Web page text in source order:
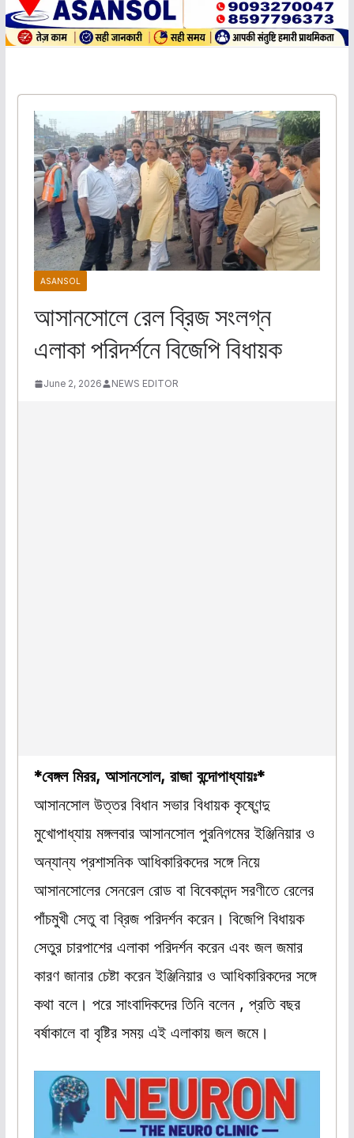
ASANSOL
আসানসোলে রেল ব্রিজ সংলগ্ন
এলাকা পরিদর্শনে বিজেপি বিধায়ক
June 2, 2026 NEWS EDITOR
*বেঙ্গল মিরর, আসানসোল, রাজা বন্দোপাধ্যায়ঃ*
আসানসোল উত্তর বিধান সভার বিধায়ক কৃষ্ণেন্দু
মুখোপাধ্যায় মঙ্গলবার আসানসোল পুরনিগমের ইঞ্জিনিয়ার ও
অন্যান্য প্রশাসনিক আধিকারিকদের সঙ্গে নিয়ে
আসানসোলের সেনরেল রোড বা বিবেকানন্দ সরণীতে রেলের
পাঁচমুখী সেতু বা ব্রিজ পরিদর্শন করেন। বিজেপি বিধায়ক
সেতুর চারপাশের এলাকা পরিদর্শন করেন এবং জল জমার
কারণ জানার চেষ্টা করেন ইঞ্জিনিয়ার ও আধিকারিকদের সঙ্গে
কথা বলে। পরে সাংবাদিকদের তিনি বলেন , প্রতি বছর
বর্ষাকালে বা বৃষ্টির সময় এই এলাকায় জল জমে।